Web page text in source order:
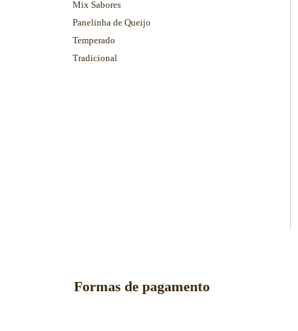
Mix Sabores
Panelinha de Queijo
Temperado
Tradicional
Formas de pagamento